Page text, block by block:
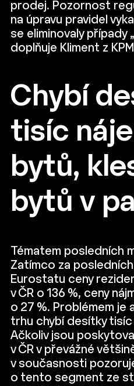
prodej. Pozornost
na úpravu pravidel
se eliminovaly případy
doplňuje Kliment z
Chybí
tisíc
bytů,
bytů v
Tématem posledních
Zatímco za
Eurostatu ceny
v ČR o 136 %, ceny
o 27 %. Problémem je
trhu chybí desítky tisíc
Ačkoliv jsou
v ČR v převážné
v současnosti
o tento segment ze